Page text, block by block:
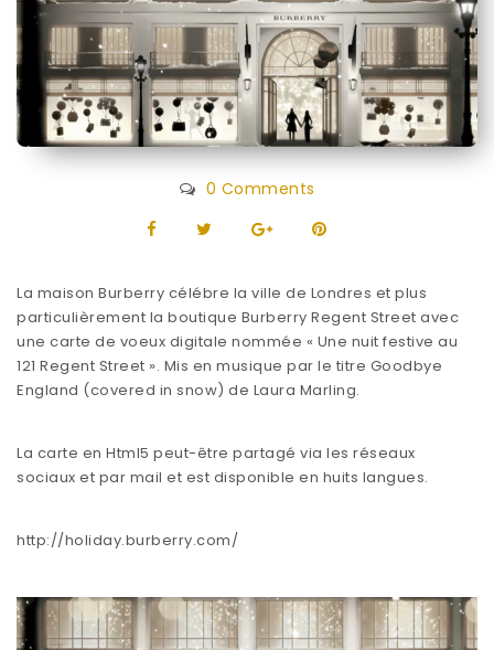
0 Comments
La maison Burberry célébre la ville de Londres et plus
particulièrement la boutique Burberry Regent Street avec
une carte de voeux digitale nommée « Une nuit festive au
121 Regent Street ». Mis en musique par le titre Goodbye
England (covered in snow) de Laura Marling.
La carte en Html5 peut-être partagé via les réseaux
sociaux et par mail et est disponible en huits langues.
http://holiday.burberry.com/